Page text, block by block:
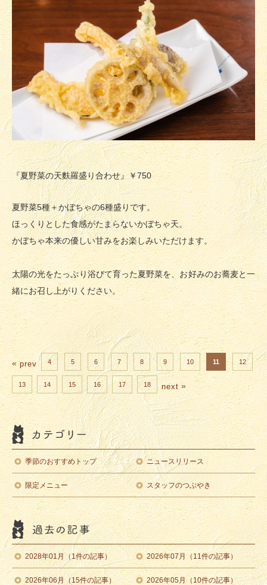
『夏野菜の天麩羅盛り合わせ』￥750
夏野菜5種＋かぼちゃの6種盛りです。
ほっくりとした食感がたまらないかぼちゃ天。
かぼちゃ本来の優しい甘みをお楽しみいただけます。
太陽の光をたっぷり浴びて育った夏野菜を、お好みのお蕎麦と一
緒にお召し上がりください。
«prev 4 5 6 7 8 9 10 11 12
13 14 15 16 17 18 next »
季節のおすすめトップ ニュースリリース
限定メニュー スタッフのつぶやき
2028年01月（1件の記事） 2026年07月（11件の記事）
2026年06月（15件の記事） 2026年05月（10件の記事）